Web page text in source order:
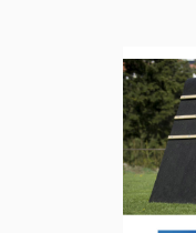
Bildergalerie